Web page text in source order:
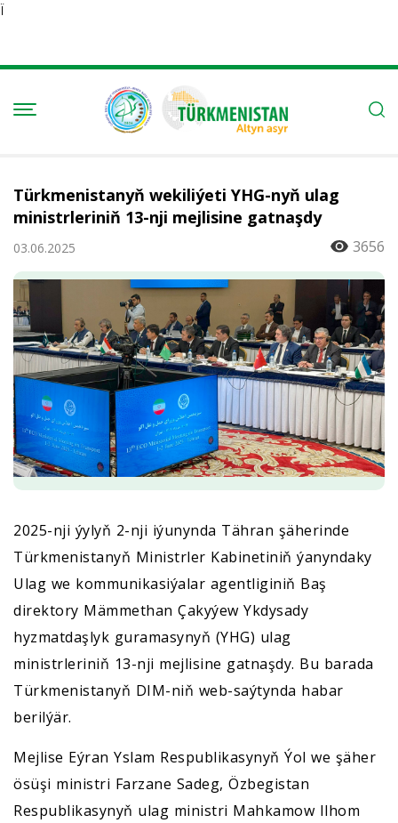
Ï
Türkmenistanyň wekiliýeti YHG-nyň ulag
ministrleriniň 13-nji mejlisine gatnaşdy
03.06.2025 3656
2025-nji ýylyň 2-nji iýunynda Tähran şäherinde
Türkmenistanyň Ministrler Kabinetiniň ýanyndaky
Ulag we kommunikasiýalar agentliginiň Baş
direktory Mämmethan Çakyýew Ykdysady
hyzmatdaşlyk guramasynyň (YHG) ulag
ministrleriniň 13-nji mejlisine gatnaşdy. Bu barada
Türkmenistanyň DIM-niň web-saýtynda habar
berilýär.
Mejlise Eýran Yslam Respublikasynyň Ýol we şäher
ösüşi ministri Farzane Sadeg, Özbegistan
Respublikasynyň ulag ministri Mahkamow Ilhom